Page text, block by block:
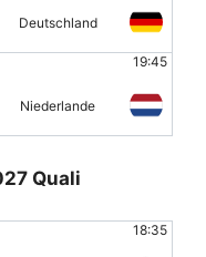
Deutschland
19:45
Niederlande
Quali
18:35